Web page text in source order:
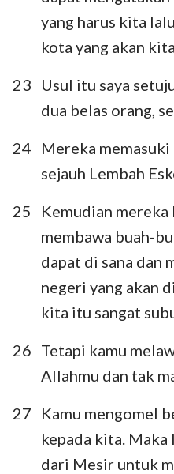
8
9 10
15
16 17
yang harus kita
kota yang akan
23
Usul itu saya
dua belas orang,
24
Mereka
sejauh Lembah
25
Kemudian
membawa buah-
dapat di sana dan
negeri yang akan
kita itu sangat
26 Tetapi kamu
Allahmu dan tak
27
Kamu mengomel
kepada kita.
dari Mesir untuk